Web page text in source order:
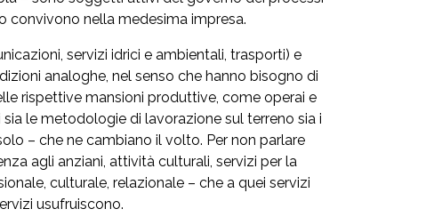
convivono nella medesima impresa.
servizi idrici e ambientali, trasporti) e
analoghe, nel senso che hanno bisogno di
rispettive mansioni produttive, come operai e
le metodologie di lavorazione sul terreno sia i
– che ne cambiano il volto. Per non parlare
agli anziani, attività culturali, servizi per la
culturale, relazionale – che a quei servizi
usufruiscono.